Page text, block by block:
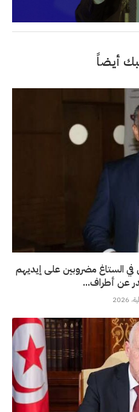
أيضاً
الستاغ مضروبين على إيديهم
عن أطراف...